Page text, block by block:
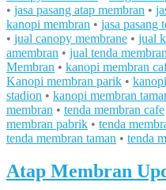
• jasa pasang atap membran •
kanopi membran • jasa pasang
• jual canopy membrane • jual
amembran • jual tenda membran
Membran • kanopi membran
Kanopi membran parik •
stadion • kanopi membran
membran • tenda membran cafe
membran pabrik • tenda
tenda membran taman • tenda
Atap Membran